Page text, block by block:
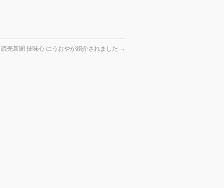
読売新聞 技味心 にうおやが紹介されました →